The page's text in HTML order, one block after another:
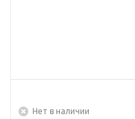
Нет в наличии